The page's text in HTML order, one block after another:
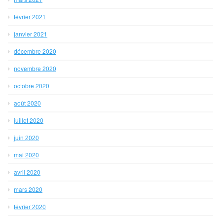
février 2021
janvier 2021
décembre 2020
novembre 2020
octobre 2020
août 2020
juillet 2020
juin 2020
mai 2020
avril 2020
mars 2020
février 2020